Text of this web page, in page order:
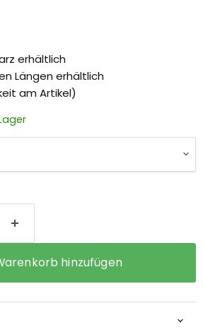
erhältlich
Längen erhältlich
am Artikel)
hinzufügen